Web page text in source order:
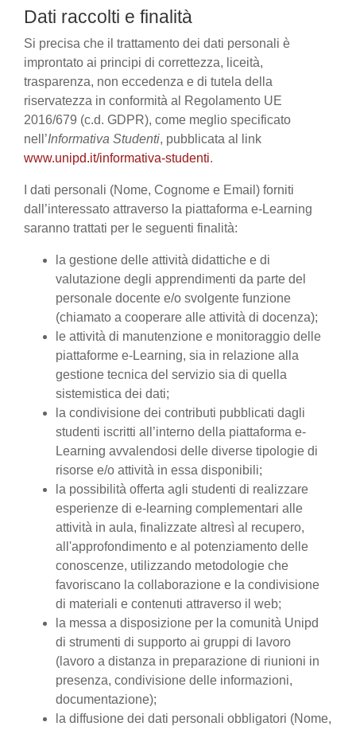
Dati raccolti e finalità
Si precisa che il trattamento dei dati personali è
improntato ai principi di correttezza, liceità,
trasparenza, non eccedenza e di tutela della
riservatezza in conformità al Regolamento UE
2016/679 (c.d. GDPR), come meglio specificato
nell’Informativa Studenti, pubblicata al link
www.unipd.it/informativa-studenti.
I dati personali (Nome, Cognome e Email) forniti
dall’interessato attraverso la piattaforma e-Learning
saranno trattati per le seguenti finalità:
la gestione delle attività didattiche e di
valutazione degli apprendimenti da parte del
personale docente e/o svolgente funzione
(chiamato a cooperare alle attività di docenza);
le attività di manutenzione e monitoraggio delle
piattaforme e-Learning, sia in relazione alla
gestione tecnica del servizio sia di quella
sistemistica dei dati;
la condivisione dei contributi pubblicati dagli
studenti iscritti all’interno della piattaforma e-
Learning avvalendosi delle diverse tipologie di
risorse e/o attività in essa disponibili;
la possibilità offerta agli studenti di realizzare
esperienze di e-learning complementari alle
attività in aula, finalizzate altresì al recupero,
all'approfondimento e al potenziamento delle
conoscenze, utilizzando metodologie che
favoriscano la collaborazione e la condivisione
di materiali e contenuti attraverso il web;
la messa a disposizione per la comunità Unipd
di strumenti di supporto ai gruppi di lavoro
(lavoro a distanza in preparazione di riunioni in
presenza, condivisione delle informazioni,
documentazione);
la diffusione dei dati personali obbligatori (Nome,